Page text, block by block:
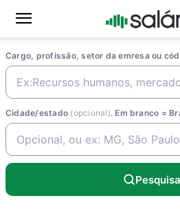
Cargo, profissão, setor da emresa ou
Cidade/estado (opcional). Em branco =